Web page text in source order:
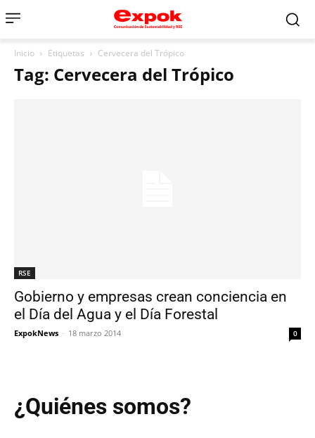
Inicio Etiquetas Cervecera del Trópico
Tag: Cervecera del Trópico
RSE
Gobierno y empresas crean conciencia en
el Día del Agua y el Día Forestal
ExpokNews - 18 marzo 2014 0
¿Quiénes somos?